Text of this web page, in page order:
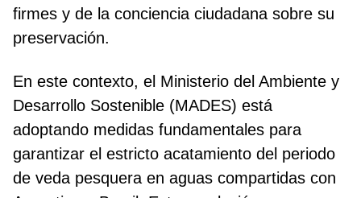
firmes y de la conciencia ciudadana sobre su
preservación.
En este contexto, el Ministerio del Ambiente y
Desarrollo Sostenible (MADES) está
adoptando medidas fundamentales para
garantizar el estricto acatamiento del periodo
de veda pesquera en aguas compartidas con